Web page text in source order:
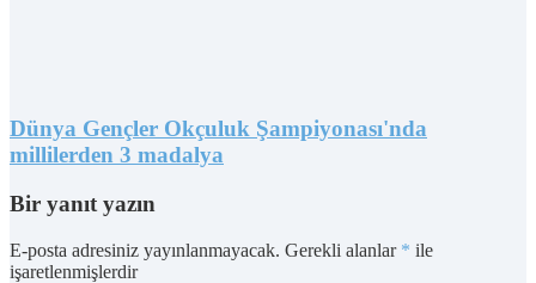
Dünya Gençler Okçuluk Şampiyonası'nda
millilerden 3 madalya
Bir yanıt yazın
E-posta adresiniz yayınlanmayacak. Gerekli alanlar * ile
işaretlenmişlerdir